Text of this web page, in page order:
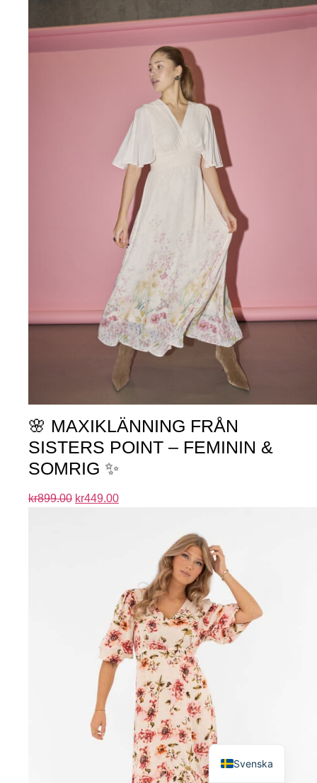
🌸 MAXIKLÄNNING FRÅN
SISTERS POINT – FEMININ &
SOMRIG ✨
kr899.00 kr449.00
Svenska